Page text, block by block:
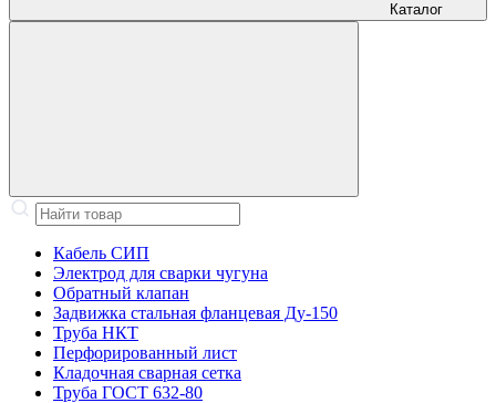
Каталог
Кабель СИП
Электрод для сварки чугуна
Обратный клапан
Задвижка стальная фланцевая Ду-150
Труба НКТ
Перфорированный лист
Кладочная сварная сетка
Труба ГОСТ 632-80